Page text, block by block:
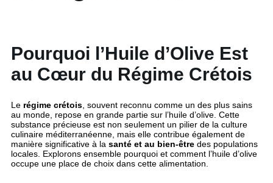
Pourquoi l’Huile d’Olive Est
au Cœur du Régime Crétois
Le régime crétois , souvent reconnu comme un des plus sains
au monde, repose en grande partie sur l’huile d’olive. Cette
substance précieuse est non seulement un pilier de la culture
culinaire méditerranéenne, mais elle contribue également de
manière significative à la santé et au bien-être des populations
locales. Explorons ensemble pourquoi et comment l’huile d’olive
occupe une place de choix dans cette alimentation.